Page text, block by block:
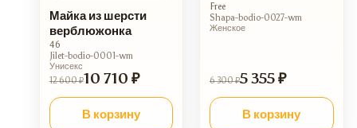
Майка из шерсти
верблюжонка
46
Jilet-bodio-0001-wm
Унисекс
12 600 ₽10 710 ₽
В корзину
Free
Shapa-bodio-0027-wm
Женское
6 300 ₽5 355 ₽
В корзину